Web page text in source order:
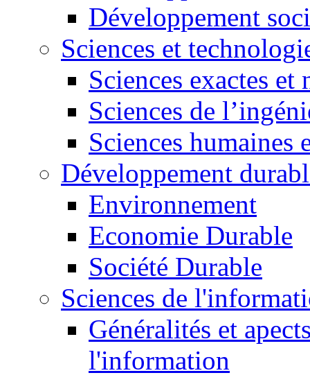
Développement
Sciences et
Sciences exactes et
Sciences de
Sciences humaines
Développement
Environnement
Economie Durable
Société Durable
Sciences de
Généralités et
l'information